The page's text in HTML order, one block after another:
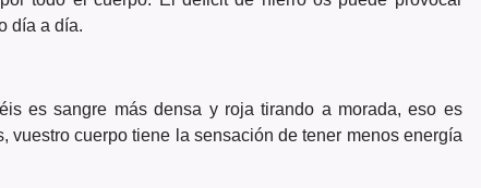
día a día.
es sangre más densa y roja tirando a morada, eso es
cuerpo tiene la sensación de tener menos energía